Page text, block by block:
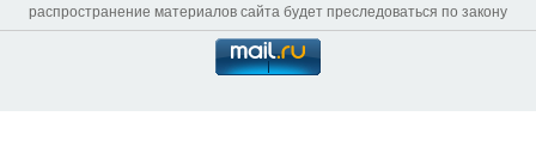
распространение материалов сайта будет преследоваться по закону